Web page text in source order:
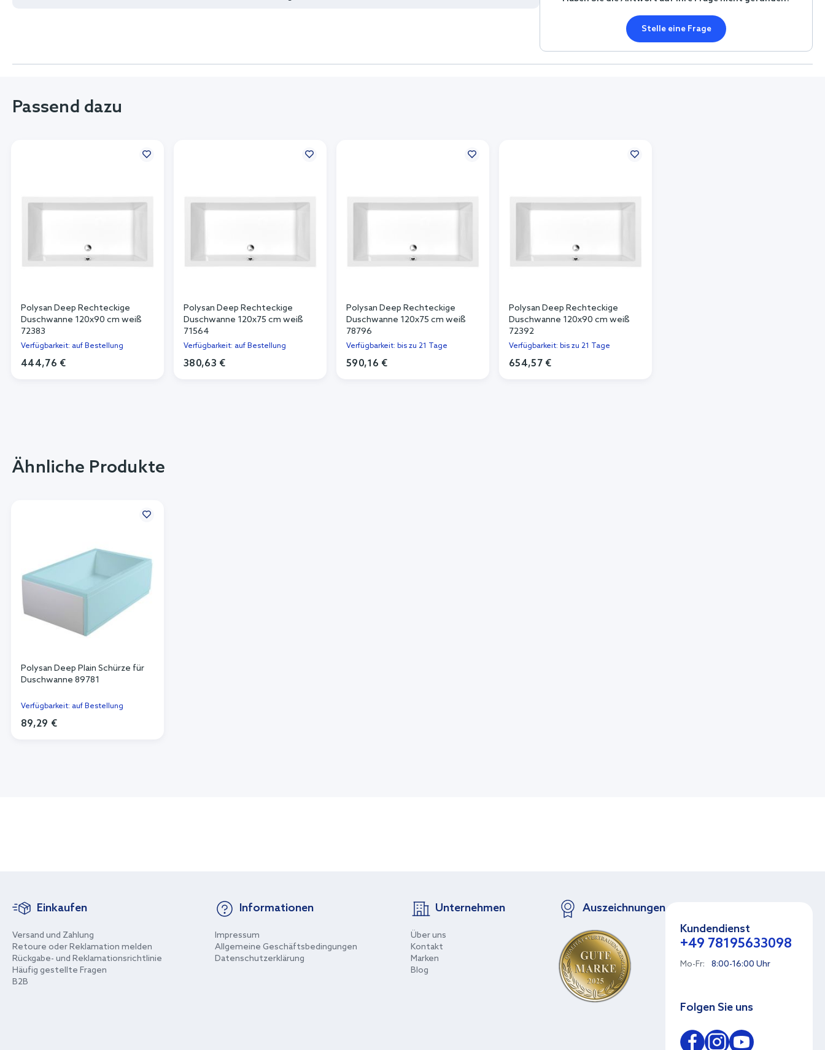
Stelle eine Frage
Passend dazu
Polysan Deep Rechteckige
Duschwanne 120x90 cm weiß
72383
Verfügbarkeit: auf Bestellung
444,76 €
Polysan Deep Rechteckige
Duschwanne 120x75 cm weiß
71564
Verfügbarkeit: auf Bestellung
380,63 €
Polysan Deep Rechteckige
Duschwanne 120x75 cm weiß
78796
Verfügbarkeit: bis zu 21 Tage
590,16 €
Polysan Deep Rechteckige
Duschwanne 120x90 cm weiß
72392
Verfügbarkeit: bis zu 21 Tage
654,57 €
Ähnliche Produkte
Polysan Deep Plain Schürze für
Duschwanne 89781
Verfügbarkeit: auf Bestellung
89,29 €
Einkaufen
Versand und Zahlung
Retoure oder Reklamation melden
Rückgabe- und Reklamationsrichtlinie
Häufig gestellte Fragen
B2B
Informationen
Impressum
Allgemeine Geschäftsbedingungen
Datenschutzerklärung
Unternehmen
Über uns
Kontakt
Marken
Blog
Auszeichnungen
Kundendienst
+49 78195633098
Mo-Fr: 8:00-16:00 Uhr
Folgen Sie uns